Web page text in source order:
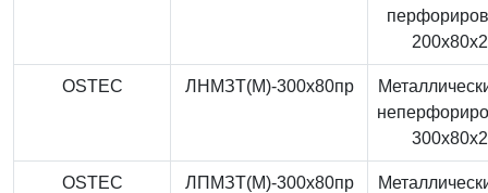
OSTEC ЛНМЗТ(М)-300x80пр
OSTEC ЛПМЗТ(М)-300x80пр